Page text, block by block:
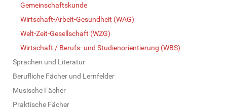
Gemeinschaftskunde
Wirtschaft-Arbeit-Gesundheit (WAG)
Welt-Zeit-Gesellschaft (WZG)
Wirtschaft / Berufs- und Studienorientierung (WBS)
Sprachen und Literatur
Berufliche Fächer und Lernfelder
Musische Fächer
Praktische Fächer